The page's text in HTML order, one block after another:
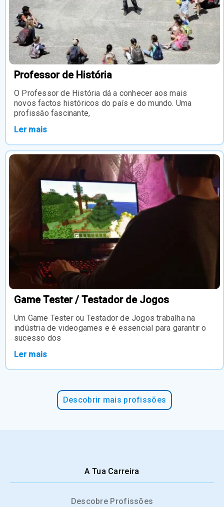
Professor de História
O Professor de História dá a conhecer aos mais
novos factos históricos do país e do mundo. Uma
profissão fascinante,
Ler mais
Game Tester / Testador de Jogos
Um Game Tester ou Testador de Jogos trabalha na
indústria de videogames e é essencial para garantir o
sucesso dos
Ler mais
Descobrir mais profissões
A Tua Carreira
Descobre Profissões